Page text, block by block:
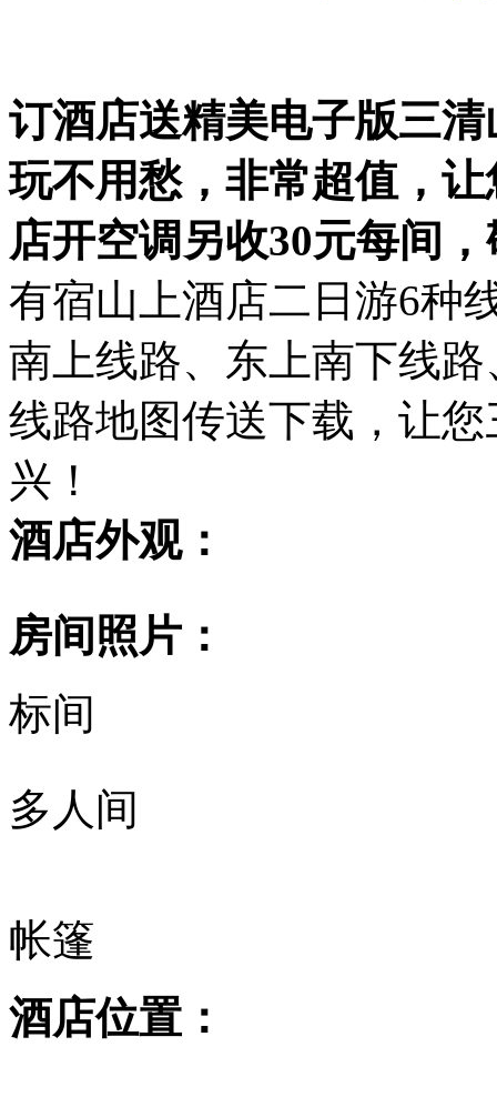
订酒店送精美电子版三
玩不用愁，非常超值，
店开空调另收30元每间
有宿山上酒店二日游6种
南上线路、东上南下线
线路地图传送下载，让
兴！
酒店外观：
房间照片：
标间
多人间
帐篷
酒店位置：